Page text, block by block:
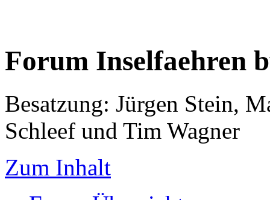
Forum Inselfaehren
Besatzung: Jürgen Stein,
Schleef und Tim Wagner
Zum Inhalt